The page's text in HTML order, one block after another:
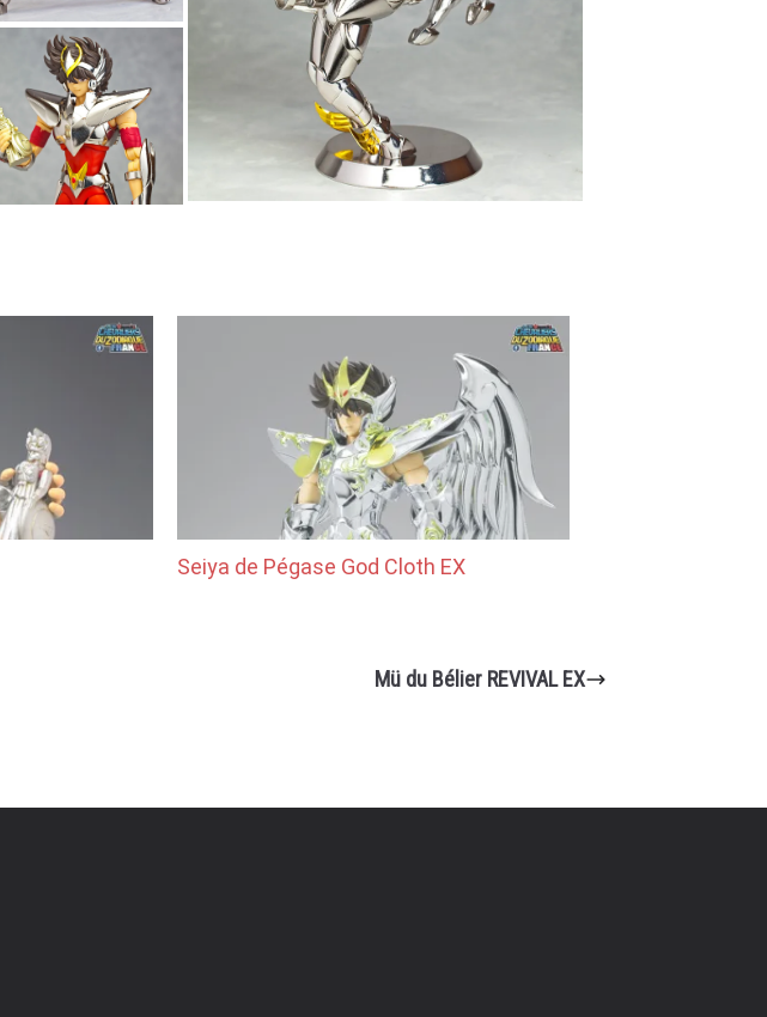
Seiya de Pégase God Cloth EX
Mü du Bélier REVIVAL EX